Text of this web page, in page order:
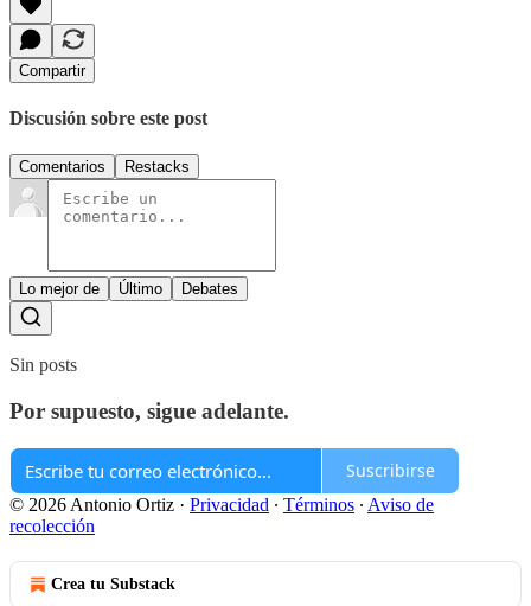
Compartir
Discusión sobre este post
Comentarios Restacks
Lo mejor de Último Debates
Sin posts
Por supuesto, sigue adelante.
Suscribirse
© 2026 Antonio Ortiz · Privacidad ∙ Términos ∙ Aviso de
recolección
Crea tu Substack